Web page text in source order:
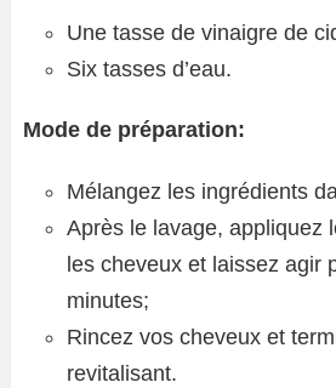
Une tasse de vinaigre de
Six tasses d’eau.
Mode de préparation:
Mélangez les ingrédients
Après le lavage, appliquez
les cheveux et laissez agir
minutes;
Rincez vos cheveux et
revitalisant.